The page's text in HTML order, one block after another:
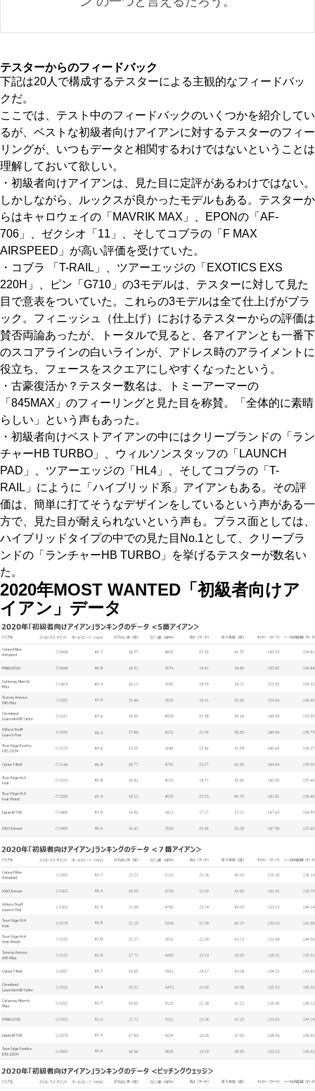
テスターからのフィードバック
下記は20人で構成するテスターによる主観的なフィードバッ
クだ。
ここでは、テスト中のフィードバックのいくつかを紹介してい
るが、ベストな初級者向けアイアンに対するテスターのフィー
リングが、いつもデータと相関するわけではないということは
理解しておいて欲しい。
・初級者向けアイアンは、見た目に定評があるわけではない。
しかしながら、ルックスが良かったモデルもある。テスターか
らはキャロウェイの「MAVRIK MAX」、EPONの「AF-
706」、ゼクシオ「11」、そしてコブラの「F MAX
AIRSPEED」が高い評価を受けていた。
・コブラ 「T-RAIL」、ツアーエッジの「EXOTICS EXS
220H」、ピン「G710」の3モデルは、テスターに対して見た
目で意表をついていた。これらの3モデルは全て仕上げがブラ
ック。フィニッシュ（仕上げ）におけるテスターからの評価は
賛否両論あったが、トータルで見ると、各アイアンとも一番下
のスコアラインの白いラインが、アドレス時のアライメントに
役立ち、フェースをスクエアにしやすくなったという。
・古豪復活か？テスター数名は、トミーアーマーの
「845MAX」のフィーリングと見た目を称賛。「全体的に素晴
らしい」という声もあった。
・初級者向けベストアイアンの中にはクリーブランドの「ラン
チャーHB TURBO」、ウィルソンスタッフの「LAUNCH
PAD」、ツアーエッジの「HL4」、そしてコブラの「T-
RAIL」にように「ハイブリッド系」アイアンもある。その評
価は、簡単に打てそうなデザインをしているという声がある一
方で、見た目が耐えられないという声も。プラス面としては、
ハイブリッドタイプの中での見た目No.1として、クリーブラ
ンドの「ランチャーHB TURBO」を挙げるテスターが数名い
た。
2020年MOST WANTED「初級者向けア
イアン」データ